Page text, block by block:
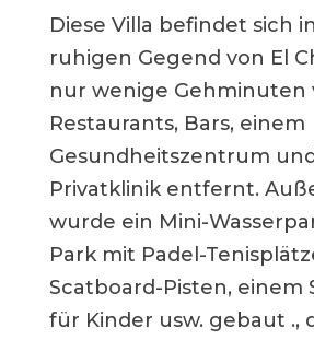
Diese Villa befindet sich
ruhigen Gegend von El
nur wenige Gehminuten
Restaurants, Bars, einem
Gesundheitszentrum
Privatklinik entfernt.
wurde ein Mini-
Park mit Padel-
Scatboard-Pisten, einem
für Kinder usw. gebaut .,